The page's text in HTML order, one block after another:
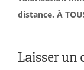
distance. À
Laisser un